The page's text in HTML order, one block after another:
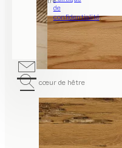
de
confidentialité.
cœur de hêtre